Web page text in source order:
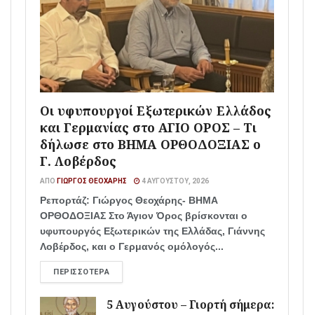
Οι υφυπουργοί Εξωτερικών Ελλάδος
και Γερμανίας στο ΑΓΙΟ ΟΡΟΣ – Τι
δήλωσε στο ΒΗΜΑ ΟΡΘΟΔΟΞΙΑΣ ο
Γ. Λοβέρδος
ΑΠΌ ΓΙΏΡΓΟΣ ΘΕΟΧΆΡΗΣ 4 ΑΥΓΟΎΣΤΟΥ, 2026
Ρεπορτάζ: Γιώργος Θεοχάρης- ΒΗΜΑ
ΟΡΘΟΔΟΞΙΑΣ Στο Άγιον Όρος βρίσκονται ο
υφυπουργός Εξωτερικών της Ελλάδας, Γιάννης
Λοβέρδος, και ο Γερμανός ομόλογός...
ΠΕΡΙΣΣΌΤΕΡΑ
5 Αυγούστου – Γιορτή σήμερα: